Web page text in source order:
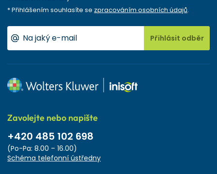
* Přihlášením souhlasíte se zpracováním osobních údajů.
Přihlásit odběr
Zavolejte nebo napište
+420 485 102 698
(Po-Pa: 8.00 – 16.00)
Schéma telefonní ústředny